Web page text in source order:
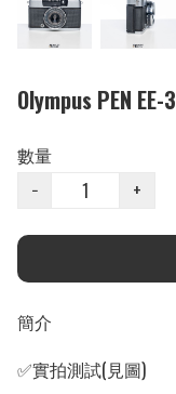
Olympus PEN EE-3
數量
−
+
簡介
✅實拍測試(見圖)